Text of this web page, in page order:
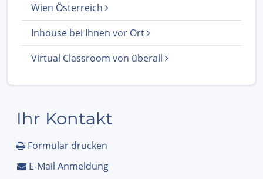
Wien Österreich
Inhouse bei Ihnen vor Ort
Virtual Classroom von überall
Ihr Kontakt
Formular drucken
E-Mail Anmeldung